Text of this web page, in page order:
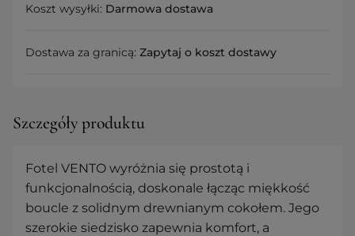
Koszt wysyłki: Darmowa dostawa
Dostawa za granicą: Zapytaj o koszt dostawy
Szczegóły produktu
Fotel VENTO wyróżnia się prostotą i
funkcjonalnością, doskonale łącząc miękkość
boucle z solidnym drewnianym cokołem. Jego
szerokie siedzisko zapewnia komfort, a